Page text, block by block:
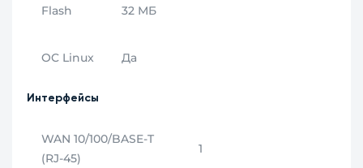
Flash 32 МБ
OC Linux Да
Интерфейсы
WAN 10/100/BASE‑T
(RJ‑45)
1